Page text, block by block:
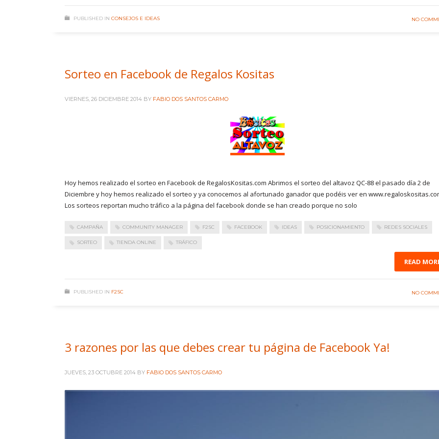
PUBLISHED IN CONSEJOS E IDEAS NO
Sorteo en Facebook de Regalos Kositas
VIERNES, 26 DICIEMBRE 2014 BY FABIO DOS SANTOS CARMO
Hoy hemos realizado el sorteo en Facebook de RegalosKositas.com Abrimos el sorteo del altavoz QC-88 el pasado día 2 de
Diciembre y hoy hemos realizado el sorteo y ya conocemos al afortunado ganador que podéis ver en
Los sorteos reportan mucho tráfico a la página del facebook donde se han creado porque no solo
CAMPAÑA COMMUNITY MANAGER F2SC FACEBOOK IDEAS POSICIONAMIENTO REDES SOCIALES
SORTEO TIENDA ONLINE TRÁFICO
READ
PUBLISHED IN F2SC NO
3 razones por las que debes crear tu página de Facebook Ya!
JUEVES, 23 OCTUBRE 2014 BY FABIO DOS SANTOS CARMO